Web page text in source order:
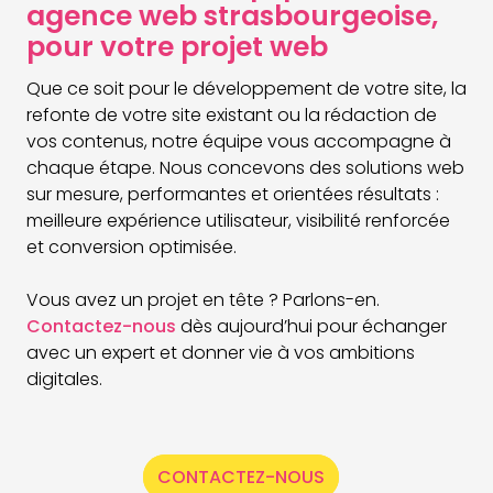
agence web strasbourgeoise,
pour votre projet web
Que ce soit pour le développement de votre site, la
refonte de votre site existant ou la rédaction de
vos contenus, notre équipe vous accompagne à
chaque étape. Nous concevons des solutions web
sur mesure, performantes et orientées résultats :
meilleure expérience utilisateur, visibilité renforcée
et conversion optimisée.
Vous avez un projet en tête ? Parlons-en.
Contactez-nous dès aujourd’hui pour échanger
avec un expert et donner vie à vos ambitions
digitales.
CONTACTEZ-NOUS